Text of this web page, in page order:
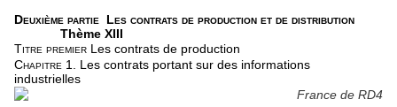
Deuxième partie
Les contrats de production et de distribution
Thème XIII
Titre premier Les contrats de production
Chapitre 1.
Les contrats portant sur des informations
industrielles